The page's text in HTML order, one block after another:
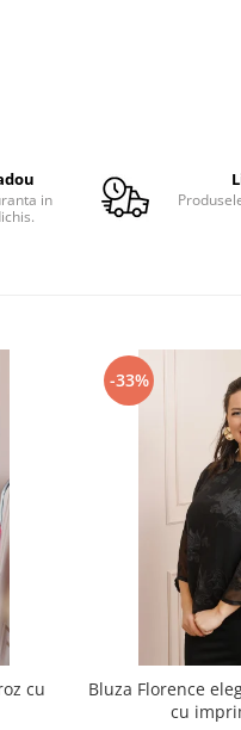
in
cu
-33%
Bluza Florence
cu